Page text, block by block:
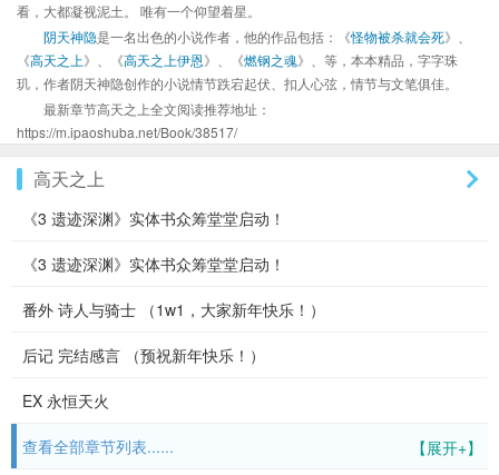
看，大都凝视泥土。 唯有一个仰望着星。
阴天神隐是一名出色的小说作者，他的作品包括：《怪物被杀就会死》、
《高天之上》、《高天之上伊恩》、《燃钢之魂》、等，本本精品，字字珠
玑，作者阴天神隐创作的小说情节跌宕起伏、扣人心弦，情节与文笔俱佳。
最新章节高天之上全文阅读推荐地址：
https://m.ipaoshuba.net/Book/38517/
高天之上
《3 遗迹深渊》实体书众筹堂堂启动！
《3 遗迹深渊》实体书众筹堂堂启动！
番外 诗人与骑士 （1w1，大家新年快乐！）
后记 完结感言 （预祝新年快乐！）
EX 永恒天火
【展开+】
查看全部章节列表......